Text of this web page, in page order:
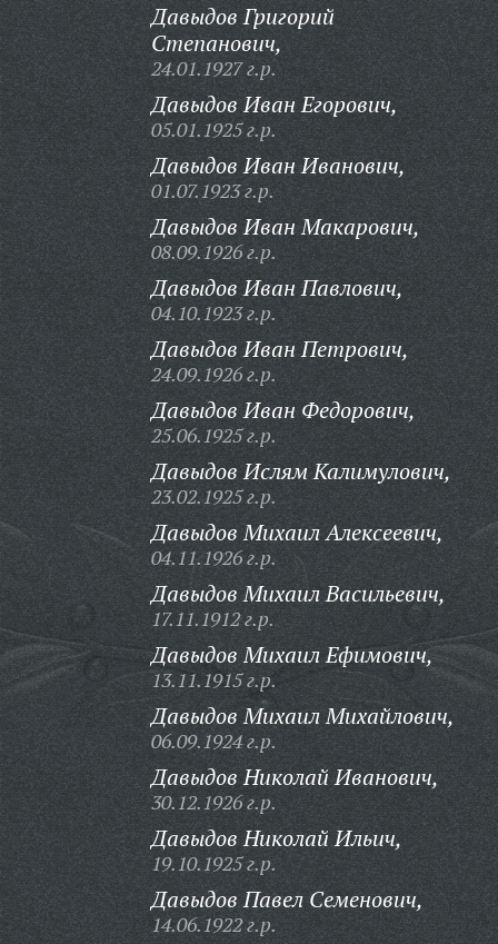
Давыдов Григорий
Степанович,
24.01.1927 г.р.
Давыдов Иван Егорович,
05.01.1925 г.р.
Давыдов Иван Иванович,
01.07.1923 г.р.
Давыдов Иван Макарович,
08.09.1926 г.р.
Давыдов Иван Павлович,
04.10.1923 г.р.
Давыдов Иван Петрович,
24.09.1926 г.р.
Давыдов Иван Федорович,
25.06.1925 г.р.
Давыдов Ислям Калимулович,
23.02.1925 г.р.
Давыдов Михаил Алексеевич,
04.11.1926 г.р.
Давыдов Михаил Васильевич,
17.11.1912 г.р.
Давыдов Михаил Ефимович,
13.11.1915 г.р.
Давыдов Михаил Михайлович,
06.09.1924 г.р.
Давыдов Николай Иванович,
30.12.1926 г.р.
Давыдов Николай Ильич,
19.10.1925 г.р.
Давыдов Павел Семенович,
14.06.1922 г.р.